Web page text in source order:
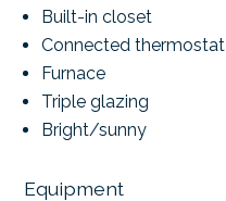
Built-in closet
Connected thermostat
Furnace
Triple glazing
Bright/sunny
Equipment